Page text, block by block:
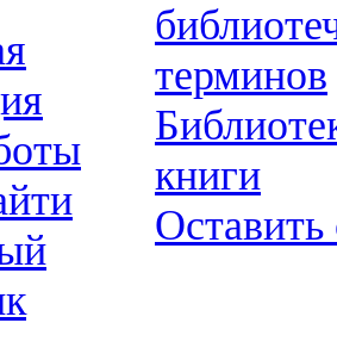
терминов
книги
Оставить